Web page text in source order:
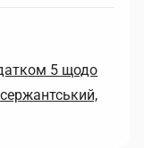
5 щодо